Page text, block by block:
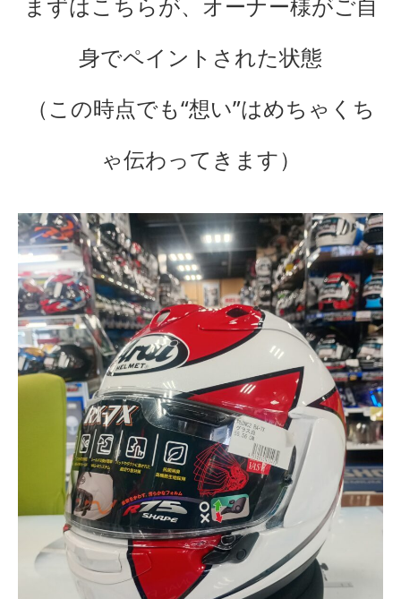
まずはこちらが、オーナー様がご自
身でペイントされた状態
（この時点でも“想い”はめちゃくち
ゃ伝わってきます）